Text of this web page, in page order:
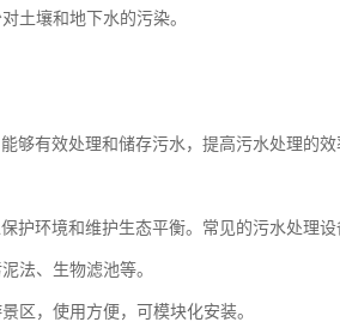
土壤和地下水的污染。
够有效处理和储存污水，提高污水处理的
护环境和维护生态平衡。常见的污水处理设
法、生物滤池等。
区，使用方便，可模块化安装。